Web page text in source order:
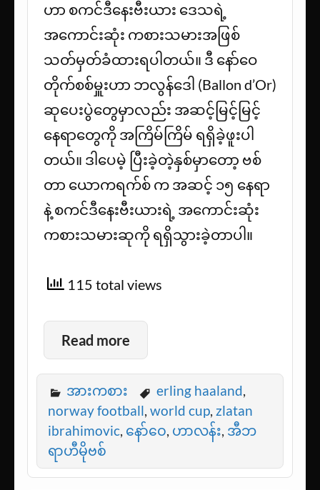
ဟာ စကင်ဒီနေးဗီးယား ဒေသရဲ့
အကောင်းဆုံး ကစားသမားအဖြစ်
သတ်မှတ်ခံထားရပါတယ်။ ဒီ နော်ဝေ
တိုက်စစ်မှူးဟာ ဘလွန်ဒေါ (Ballon d’Or)
ဆုပေးပွဲတွေမှာလည်း အဆင့်မြင့်မြင့်
နေရာတွေကို အကြိမ်ကြိမ် ရရှိခဲ့ဖူးပါ
တယ်။ ဒါပေမဲ့ ပြီးခဲ့တဲ့နှစ်မှာတော့ ဗစ်
တာ ယောကရက်စ် က အဆင့် ၁၅ နေရာ
နဲ့ စကင်ဒီနေးဗီးယားရဲ့ အကောင်းဆုံး
ကစားသမားဆုကို ရရှိသွားခဲ့တာပါ။
115 total views
Read more
အားကစား erling haaland,
norway football,world cup, zlatan
ibrahimovic, နော်ဝေ, ဟာလန်း, အီဘ
ရာဟီမိုဗစ်